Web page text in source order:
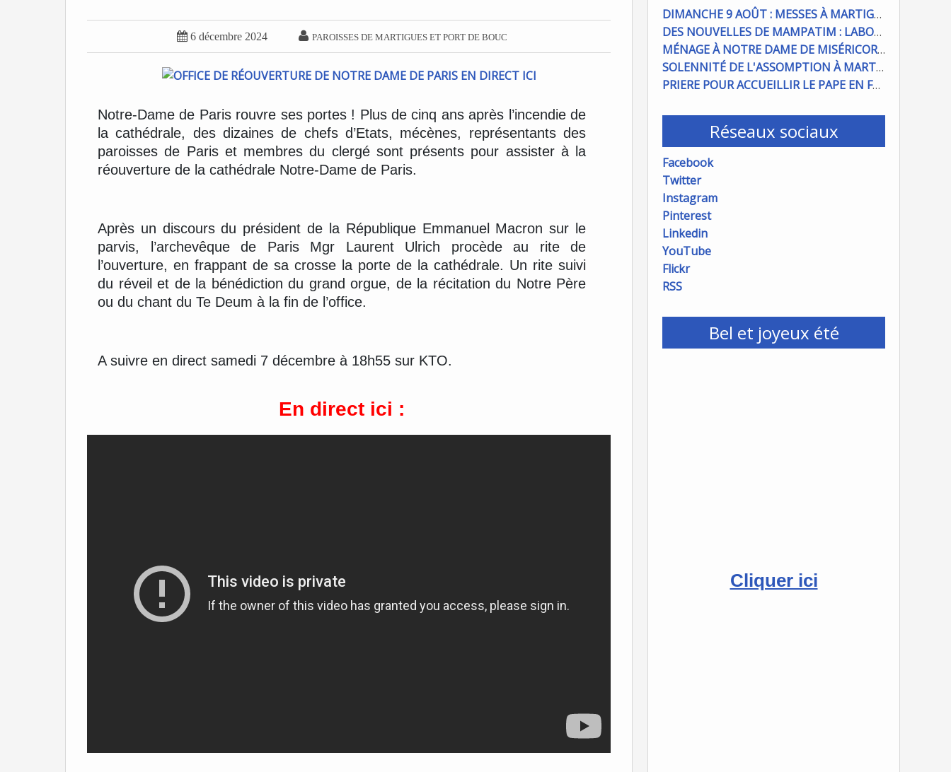
DIMANCHE 9 AOÛT : MESSES À MARTIGUES ET PORT DE BOUC
DES NOUVELLES DE MAMPATIM : LABOUR DU CHAMP PAROISSIAL
MÉNAGE À NOTRE DAME DE MISÉRICORDE : ON COMPTE SUR VOUS !
SOLENNITÉ DE L'ASSOMPTION À MARTIGUES ET PORT DE BOUC
PRIERE POUR ACCUEILLIR LE PAPE EN FRANCE
Réseaux sociaux
Facebook
Twitter
Instagram
Pinterest
Linkedin
YouTube
Flickr
RSS
Bel et joyeux été
Cliquer ici
 6 décembre 2024  PAROISSES DE MARTIGUES ET PORT DE BOUC
Notre-Dame de Paris rouvre ses portes ! Plus de cinq ans après l’incendie de
la cathédrale, des dizaines de chefs d’Etats, mécènes, représentants des
paroisses de Paris et membres du clergé sont présents pour assister à la
réouverture de la cathédrale Notre-Dame de Paris.
Après un discours du président de la République Emmanuel Macron sur le
parvis, l’archevêque de Paris Mgr Laurent Ulrich procède au rite de
l’ouverture, en frappant de sa crosse la porte de la cathédrale. Un rite suivi
du réveil et de la bénédiction du grand orgue, de la récitation du Notre Père
ou du chant du Te Deum à la fin de l’office.
A suivre en direct samedi 7 décembre à 18h55 sur KTO.
En direct ici :